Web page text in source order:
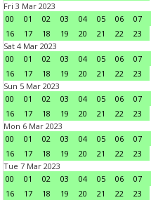
Fri 3 Mar 2023
00
01 02 03 04 05 06 07
16
17 18 19 20 21 22
23
Sat 4 Mar 2023
00
01 02 03 04 05 06 07
16
17 18 19 20 21 22
23
Sun 5 Mar 2023
00
01 02 03 04 05 06 07
16
17 18 19 20 21 22
23
Mon 6 Mar 2023
00
01 02 03 04 05 06 07
16
17 18 19 20 21 22
23
Tue 7 Mar 2023
00
01 02 03 04 05 06 07
16
17 18 19 20 21 22
23